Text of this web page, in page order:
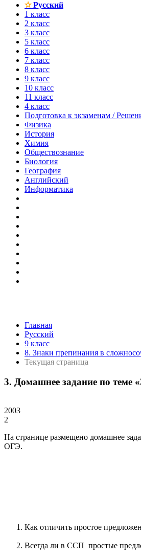
✫Русский
1 класс
2 класс
3 класс
5 класс
6 класс
7 класс
8 класс
9 класс
10 класс
11 класс
4 класс
Подготовка к экзаменам /
Физика
История
Химия
Обществознание
Биология
География
Английский
Информатика
Главная
Русский
9 класс
8. Знаки препинания в
Текущая страница
3. Домашнее задание по теме
2003
2
На странице размещено домашнее
ОГЭ.
Как отличить простое
Всегда ли в ССП простые